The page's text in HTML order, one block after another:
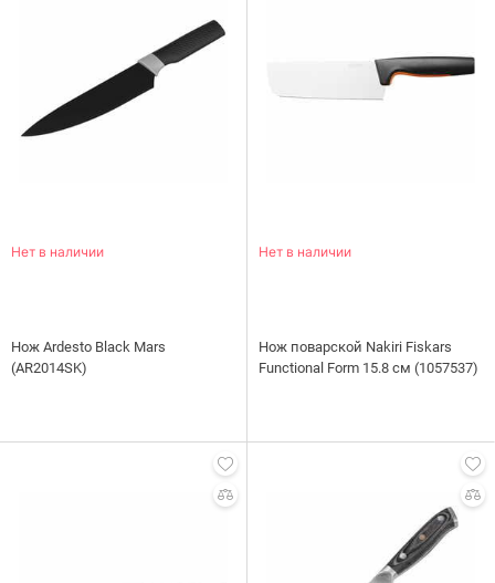
Нет в наличии
Нож Ardesto Black Mars
(AR2014SK)
Нет в наличии
Нож поварской Nakiri Fiskars
Functional Form 15.8 см (1057537)